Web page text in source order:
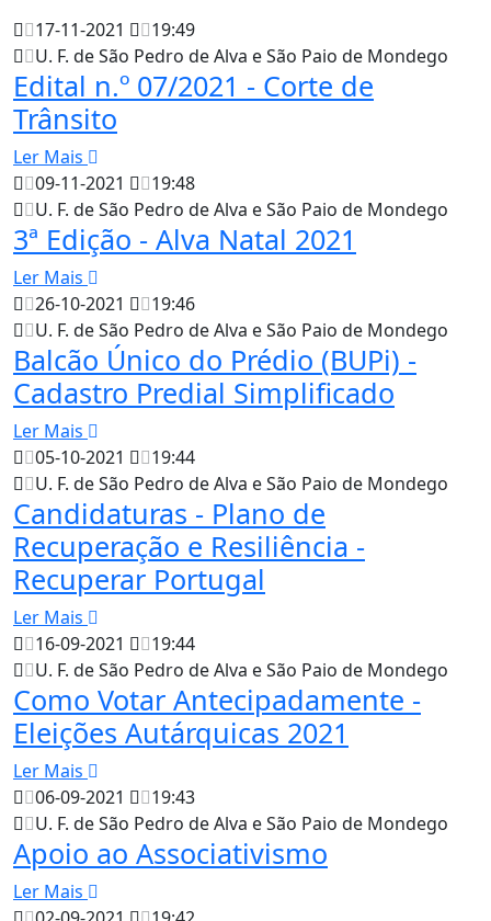
17-11-2021
19:49
U. F. de São Pedro de Alva e São Paio de Mondego
Edital n.º 07/2021 - Corte de
Trânsito
Ler Mais
09-11-2021
19:48
U. F. de São Pedro de Alva e São Paio de Mondego
3ª Edição - Alva Natal 2021
Ler Mais
26-10-2021
19:46
U. F. de São Pedro de Alva e São Paio de Mondego
Balcão Único do Prédio (BUPi) -
Cadastro Predial Simplificado
Ler Mais
05-10-2021
19:44
U. F. de São Pedro de Alva e São Paio de Mondego
Candidaturas - Plano de
Recuperação e Resiliência -
Recuperar Portugal
Ler Mais
16-09-2021
19:44
U. F. de São Pedro de Alva e São Paio de Mondego
Como Votar Antecipadamente -
Eleições Autárquicas 2021
Ler Mais
06-09-2021
19:43
U. F. de São Pedro de Alva e São Paio de Mondego
Apoio ao Associativismo
Ler Mais